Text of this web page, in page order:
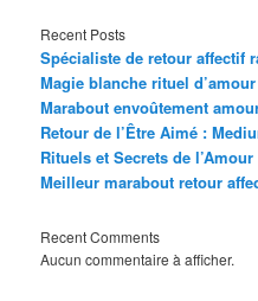
Recent Posts
Spécialiste de retour affectif
Magie blanche rituel
Marabout envoûtement
Retour de l’Être Aimé :
Rituels et Secrets de l’Amour
Meilleur marabout retour
Recent Comments
Aucun commentaire à afficher.